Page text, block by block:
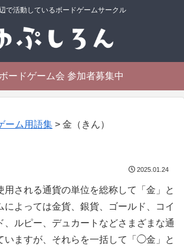
で活動しているボードゲームサークル
ードゲーム会 参加者募集中
ーム用語集 > 金（きん）
2025.01.24
用される通貨の単位を総称して「金」と
によっては金貨、銀貨、ゴールド、コイ
、ルピー、デュカートなどさまざまな通
いますが、それらを一括して「◯金」と